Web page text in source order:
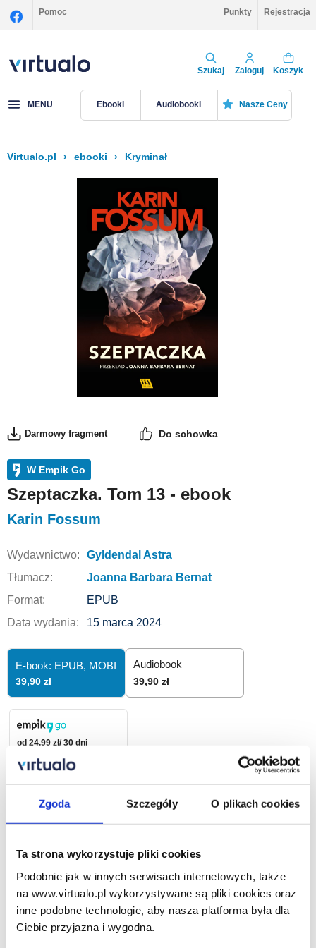
Zgoda Szczegóły O plikach cookies
Ta strona wykorzystuje pliki cookies
Podobnie jak w innych serwisach internetowych, także
na www.virtualo.pl wykorzystywane są pliki cookies oraz
inne podobne technologie, aby nasza platforma była dla
Ciebie przyjazna i wygodna.
Pomoc Punkty Rejestracja
Szukaj Zaloguj Koszyk
MENU Ebooki Audiobooki Nasze Ceny
Virtualo.pl › ebooki › Kryminał
Darmowy fragment Do schowka
W Empik Go
Szeptaczka. Tom 13 - ebook
Karin Fossum
Wydawnictwo:
Gyldendal Astra
Tłumacz:
Joanna Barbara Bernat
Format:
EPUB
Data wydania:
15 marca 2024
E-book: EPUB, MOBI
39,90 zł
Audiobook
39,90 zł
od 24,99 zł/ 30 dni
39,90
Zamów na prezent
Opis ebooka